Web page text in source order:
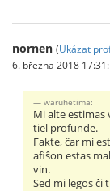
nornen (Ukázat
6. března 2018
waruhetima:
Mi alte estimas
tiel profunde.
Fakte, ĉar mi
afiŝon estas
vin.
Sed mi legos ĉi